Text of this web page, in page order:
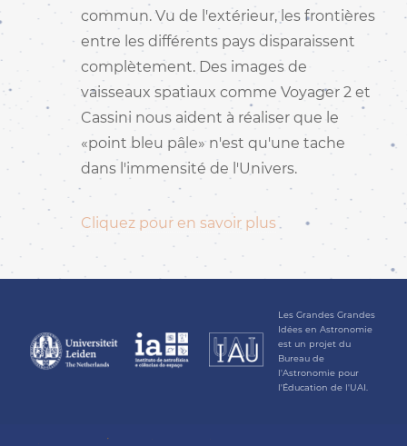
commun. Vu de l'extérieur, les frontières
entre les différents pays disparaissent
complètement. Des images de
vaisseaux spatiaux comme Voyager 2 et
Cassini nous aident à réaliser que le
«point bleu pâle» n'est qu'une tache
dans l'immensité de l'Univers.
Cliquez pour en savoir plus
Les Grandes Grandes
Idées en Astronomie
est un projet du
Bureau de
l'Astronomie pour
l'Éducation de l'UAI.